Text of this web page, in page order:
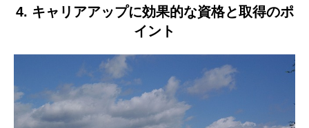
4. キャリアアップに効果的な資格と取得のポ
イント